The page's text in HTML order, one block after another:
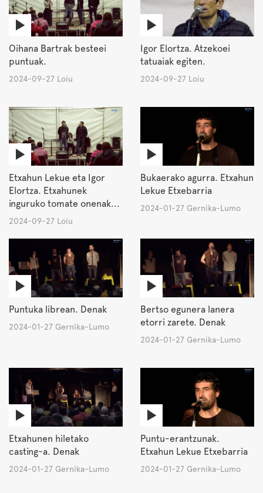
Oihana Bartrak besteei
puntuak.
2024-09-27 Loiu
Igor Elortza. Atzekoei
tatuaiak egiten.
2024-09-27 Loiu
Etxahun Lekue eta Igor
Elortza. Etxahunek
inguruko tomate onenak...
2024-09-27 Loiu
Bukaerako agurra. Etxahun
Lekue Etxebarria
2024-01-27 Gernika-Lumo
Puntuka librean. Denak
2024-01-27 Gernika-Lumo
Bertso egunera lanera
etorri zarete. Denak
2024-01-27 Gernika-Lumo
Etxahunen hiletako
casting-a. Denak
2024-01-27 Gernika-Lumo
Puntu-erantzunak.
Etxahun Lekue Etxebarria
2024-01-27 Gernika-Lumo